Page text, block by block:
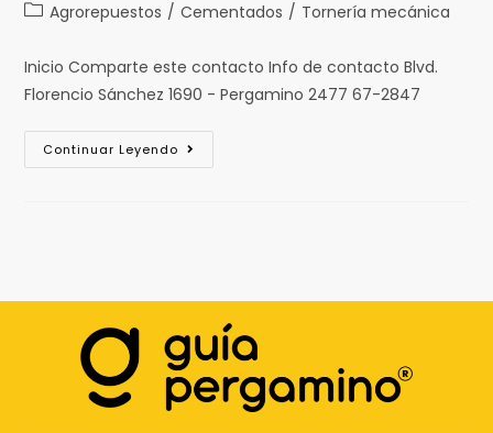
Agrorepuestos / Cementados / Tornería mecánica
Inicio Comparte este contacto Info de contacto Blvd.
Florencio Sánchez 1690 - Pergamino 2477 67-2847
Continuar Leyendo